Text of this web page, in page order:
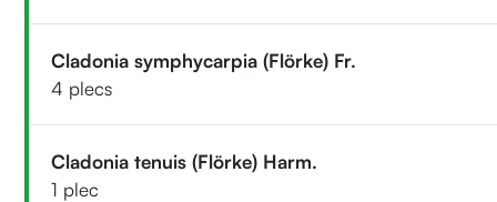
Cladonia symphycarpia (Flörke) Fr.
4 plecs
Cladonia tenuis (Flörke) Harm.
1 plec